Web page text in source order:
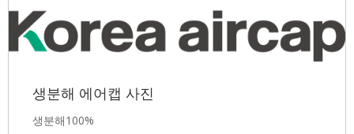
생분해 에어캡 사진
생분해100%